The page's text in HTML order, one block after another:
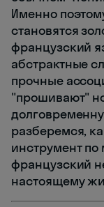
Именно
становятся
французский
абстрактные
прочные
"прошивают"
разберемся,
инструмент
французский
настоящему